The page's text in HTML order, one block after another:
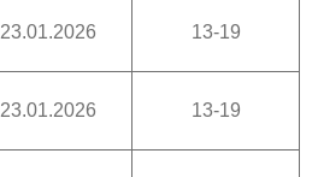
23.01.2026 13-19
23.01.2026 13-19